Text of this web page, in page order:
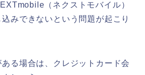
（ネクストモバイル）
みできないという問題が起こり
る場合は、クレジットカード会